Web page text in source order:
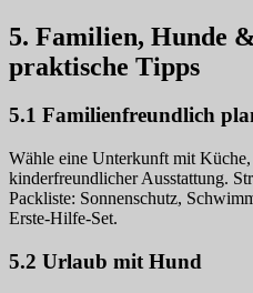
5. Familien, Hunde
praktische Tipps
5.1 Familienfreundlich
Wähle eine Unterkunft mit Küche,
kinderfreundlicher Ausstattung.
Packliste: Sonnenschutz,
Erste‑Hilfe‑Set.
5.2 Urlaub mit Hund